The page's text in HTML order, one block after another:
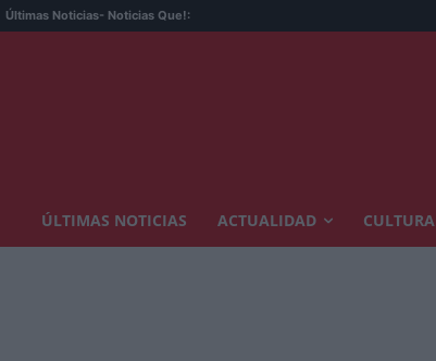
Últimas Noticias- Noticias Que!:
ÚLTIMAS NOTICIAS ACTUALIDAD CULTURA